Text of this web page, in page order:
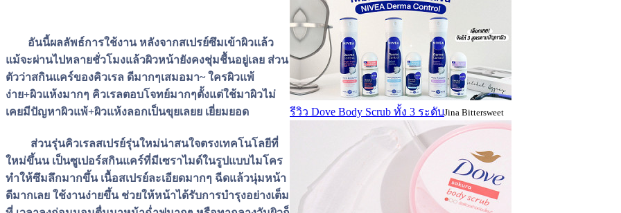
อันนี้ผลลัพธ์การใช้งาน หลังจากสเปรย์ซึมเข้าผิวแล้ว
แม้จะผ่านไปหลายชั่วโมงแล้วผิวหน้ายังคงชุ่มชื้นอยู่เลย ส่วน
ตัวว่าสกินแคร์ของคิวเรล ดีมากๆเสมอมา~ ใครผิวแพ้
ง่าย+ผิวแห้งมากๆ คิวเรลตอบโจทย์มากๆตั้งแต่ใช้มาผิวไม่
เคยมีปัญหาผิวแพ้+ผิวแห้งลอกเป็นขุยเลยย เยี่ยมยอด
ส่วนรุ่นคิวเรลสเปรย์รุ่นใหม่น่าสนใจตรงเทคโนโลยีที่
ใหม่ขึ้นน เป็นซูเปอร์สกินแคร์ที่มีเซราไมด์ในรูปแบบไมโคร
ทำให้ซึมลึกมากขึ้น เนื้อสเปรย์ละเอียดมากๆ ฉีดแล้วนุ่มหน้า
ดีมากเลย ใช้งานง่ายขึ้น ช่วยให้หน้าได้รับการบำรุงอย่างเต็ม
รีวิว Dove Body Scrub ทั้ง 3 ระดับJina Bittersweet